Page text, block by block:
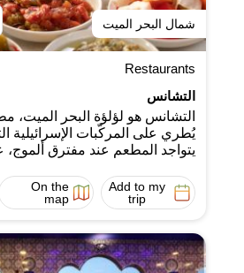
شمال البحر الميت
Restaurants
التشانس
التشانس هو لؤلؤة البحر الميت،
يُطري على المركّبات الإسرائيلية
يتواجد المطعم عند مفترق ألموج،
Add to my
trip
On the
map